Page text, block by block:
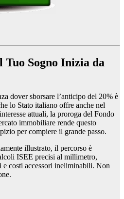
Tuo Sogno Inizia da
dover sborsare l’anticipo del 20% è
lo Stato italiano offre anche nel
attuali, la proroga del Fondo
immobiliare rende questo
per compiere il grande passo.
illustrato, il percorso è
ISEE precisi al millimetro,
e costi accessori ineliminabili. Non